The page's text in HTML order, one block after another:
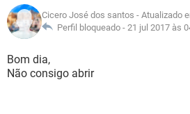
GUIA DE COMPRAS
INSTAGRAM
GUIA DE COMPRAS
CELULAR
OUTLOOK
INSTAGRAM
GUIA DE COMPRAS
JOGOS
CELULAR
OUTLOOK
GLOSSÁRIO
JOGOS
CELULAR
Cicero José dos santos - Atualizado
Perfil bloqueado - 21 jul 2017 às
Bom dia,
Não consigo abrir